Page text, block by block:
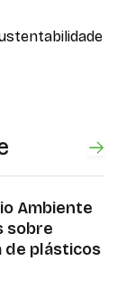
Ambiente
sobre
plásticos